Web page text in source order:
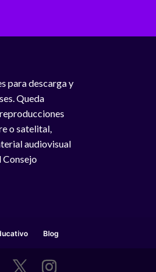
para descarga y
Queda
o satelital,
audiovisual
Consejo
Blog